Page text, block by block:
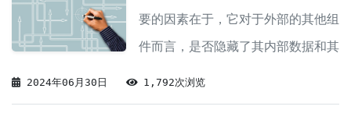
要的因素在于，它对于外部的其他组
件而言，是否隐藏了其内部数据和其
他实现细节。
2024年06月30日 1,792次浏览